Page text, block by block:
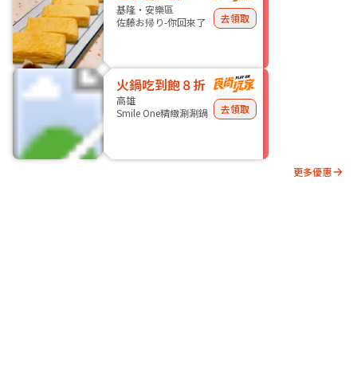
基隆・安樂區
佐藤お帰り-你回來了
去領取
火鍋吃到飽８折
高雄
Smile One精緻涮涮鍋
去領取
更多優惠